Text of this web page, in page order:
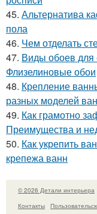
45. Альтернатива
пола
46. Чем отделать
47. Виды обоев для
Флизелиновые обои
48. Крепление
разных моделей
49. Как грамотно
Преимущества и
50. Как укрепить
крепежа ванн
© 2026 Детали интерьера
Контакты